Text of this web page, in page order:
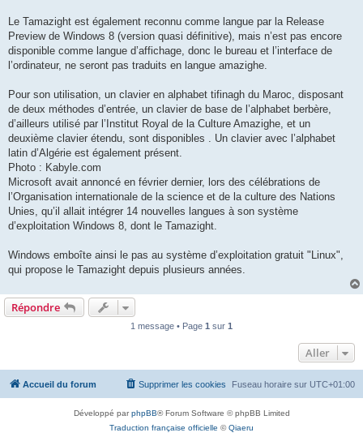
Le Tamazight est également reconnu comme langue par la Release
Preview de Windows 8 (version quasi définitive), mais n’est pas encore
disponible comme langue d’affichage, donc le bureau et l’interface de
l’ordinateur, ne seront pas traduits en langue amazighe.
Pour son utilisation, un clavier en alphabet tifinagh du Maroc, disposant
de deux méthodes d’entrée, un clavier de base de l’alphabet berbère,
d’ailleurs utilisé par l’Institut Royal de la Culture Amazighe, et un
deuxième clavier étendu, sont disponibles . Un clavier avec l’alphabet
latin d’Algérie est également présent.
Photo : Kabyle.com
Microsoft avait annoncé en février dernier, lors des célébrations de
l’Organisation internationale de la science et de la culture des Nations
Unies, qu’il allait intégrer 14 nouvelles langues à son système
d’exploitation Windows 8, dont le Tamazight.
Windows emboîte ainsi le pas au système d’exploitation gratuit "Linux",
qui propose le Tamazight depuis plusieurs années.
Répondre
1 message • Page 1 sur 1
Aller
Accueil du forum Fuseau horaire sur UTC+01:00
Supprimer les cookies
Développé parphpBB® Forum Software © phpBB Limited
Traduction française officielle ©Qiaeru